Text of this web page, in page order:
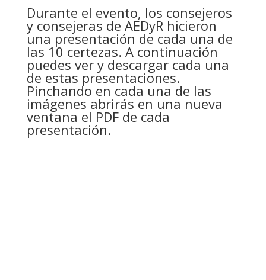
Durante el evento, los consejeros
y consejeras de AEDyR hicieron
una presentación de cada una de
las 10 certezas. A continuación
puedes ver y descargar cada una
de estas presentaciones.
Pinchando en cada una de las
imágenes abrirás en una nueva
ventana el PDF de cada
presentación.